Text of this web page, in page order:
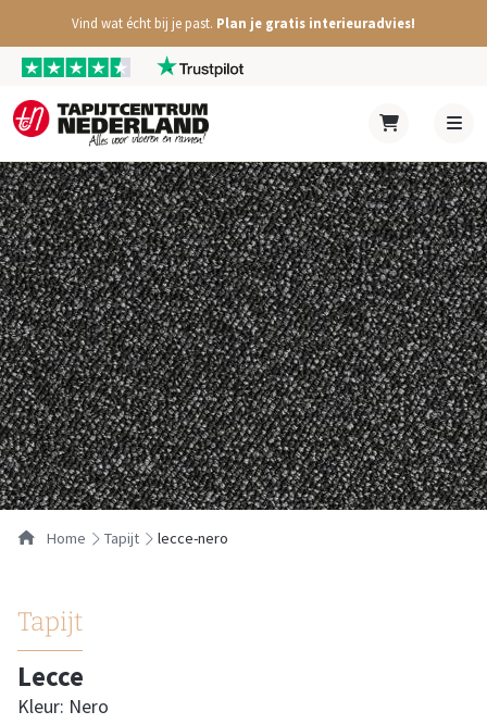
Vind wat écht bij je past. Plan je gratis interieuradvies!
Home tapijt lecce-nero
Tapijt
Lecce
Kleur: Nero